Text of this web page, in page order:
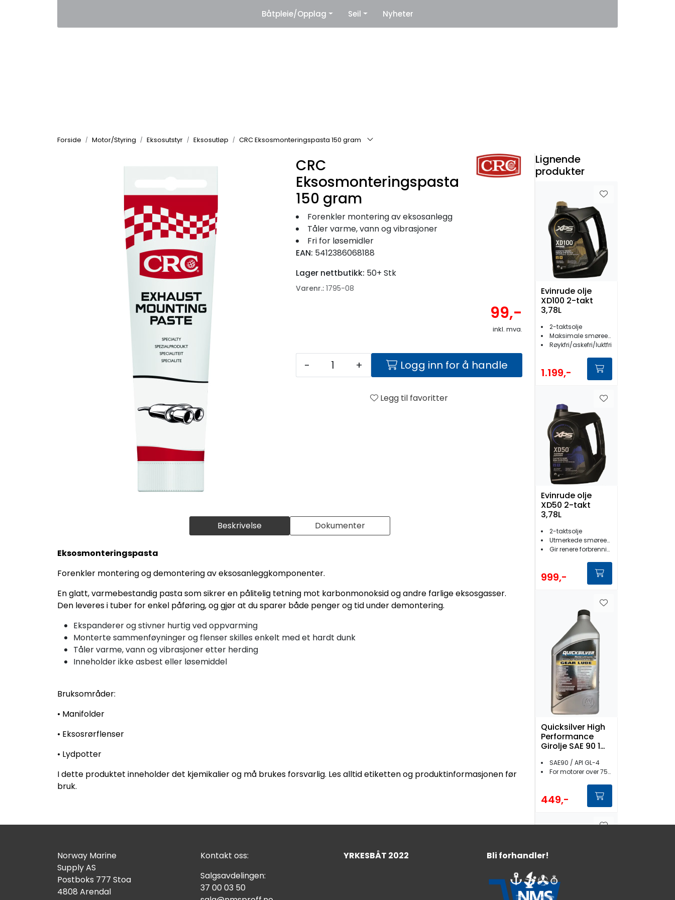
Leverandører
Båtpleie/Opplag Seil Nyheter
Forside Motor/Styring Eksosutstyr Eksosutløp CRC Eksosmonteringspasta 150 gram
Beskrivelse Dokumenter
Eksosmonteringspasta
Forenkler montering og demontering av eksosanleggkomponenter.
En glatt, varmebestandig pasta som sikrer en pålitelig tetning mot karbonmonoksid og andre farlige eksosgasser.
Den leveres i tuber for enkel påføring, og gjør at du sparer både penger og tid under demontering.
Ekspanderer og stivner hurtig ved oppvarming
Monterte sammenføyninger og flenser skilles enkelt med et hardt dunk
Tåler varme, vann og vibrasjoner etter herding
Inneholder ikke asbest eller løsemiddel
Bruksområder:
• Manifolder
• Eksosrørflenser
• Lydpotter
I dette produktet inneholder det kjemikalier og må brukes forsvarlig. Les alltid etiketten og produktinformasjonen før
bruk.
CRC
Eksosmonteringspasta
150 gram
Forenkler montering av eksosanlegg
Tåler varme, vann og vibrasjoner
Fri for løsemidler
EAN: 5412386068188
Lager nettbutikk: 50+ Stk
Varenr.: 1795-08
99,-
inkl. mva.
- + Logg inn for å handle
Legg til favoritter
Lignende
produkter
Evinrude olje
XD100 2-takt
3,78L
2-taktsolje
Maksimale smøreegenskaper
Røykfri/askefri/luktfri
1.199,-
Evinrude olje
XD50 2-takt
3,78L
2-taktsolje
Utmerkede smøreegenskaper
Gir renere forbrenning
999,-
Quicksilver High
Performance
Girolje SAE 90 1
SAE90 / API GL-4
For motorer over 75HK
449,-
Norway Marine
Supply AS
Postboks 777 Stoa
4808 Arendal
Kontakt oss:
Salgsavdelingen:
37 00 03 50
YRKESBÅT 2022 Bli forhandler!